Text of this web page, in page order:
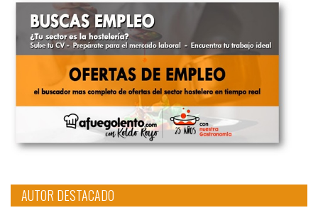
AUTOR DESTACADO